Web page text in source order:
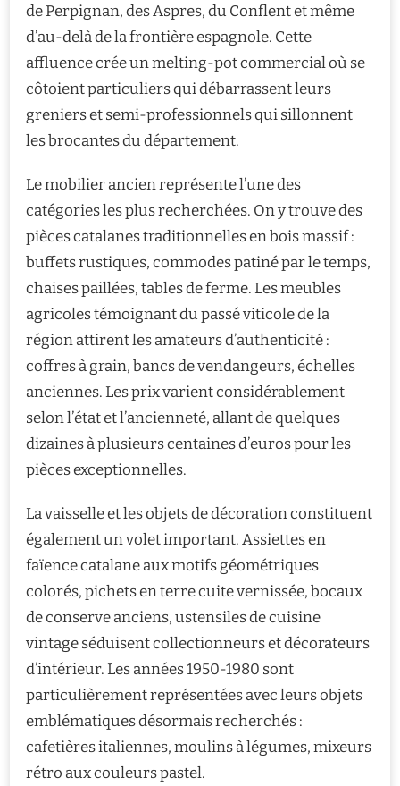
de Perpignan, des Aspres, du Conflent et même
d’au-delà de la frontière espagnole. Cette
affluence crée un melting-pot commercial où se
côtoient particuliers qui débarrassent leurs
greniers et semi-professionnels qui sillonnent
les brocantes du département.
Le mobilier ancien représente l’une des
catégories les plus recherchées. On y trouve des
pièces catalanes traditionnelles en bois massif :
buffets rustiques, commodes patiné par le temps,
chaises paillées, tables de ferme. Les meubles
agricoles témoignant du passé viticole de la
région attirent les amateurs d’authenticité :
coffres à grain, bancs de vendangeurs, échelles
anciennes. Les prix varient considérablement
selon l’état et l’ancienneté, allant de quelques
dizaines à plusieurs centaines d’euros pour les
pièces exceptionnelles.
La vaisselle et les objets de décoration constituent
également un volet important. Assiettes en
faïence catalane aux motifs géométriques
colorés, pichets en terre cuite vernissée, bocaux
de conserve anciens, ustensiles de cuisine
vintage séduisent collectionneurs et décorateurs
d’intérieur. Les années 1950-1980 sont
particulièrement représentées avec leurs objets
emblématiques désormais recherchés :
cafetières italiennes, moulins à légumes, mixeurs
rétro aux couleurs pastel.